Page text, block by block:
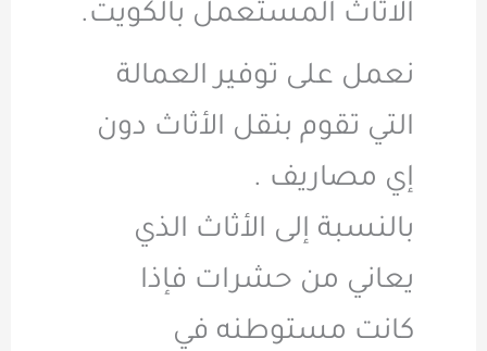
الاثاث المستعمل بالكويت.
نعمل على توفير العمالة
التي تقوم بنقل الأثاث دون
إي مصاريف .
بالنسبة إلى الأثاث الذي
يعاني من حشرات فإذا
كانت مستوطنه في